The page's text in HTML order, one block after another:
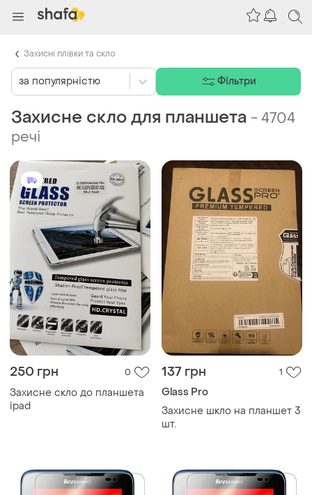
Захисне скло для планшета -4704
речі
250 грн 0
Захисне скло до планшета
ipad
137 грн 1
Glass Pro
Захисне шкло на планшет 3
шт.
за популярністю Фільтри
Захисні плівки та скло